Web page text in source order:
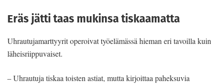
Eräs jätti taas mukinsa tiskaamatta
Uhrautujamarttyyrit operoivat työelämässä hieman eri tavoilla kuin
läheisriippuvaiset.
– Uhrautuja tiskaa toisten astiat, mutta kirjoittaa paheksuvia